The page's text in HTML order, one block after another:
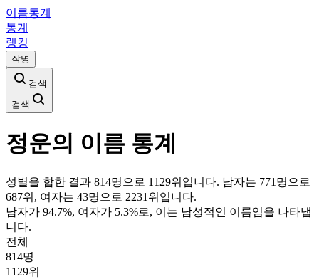
이름통계
통계
랭킹
작명
검색
검색
정운의 이름 통계
성별을 합한 결과 814명으로 1129위입니다. 남자는 771명으로
687위, 여자는 43명으로 2231위입니다.
남자가 94.7%, 여자가 5.3%로, 이는 남성적인 이름임을 나타냅
니다.
전체
814명
1129위